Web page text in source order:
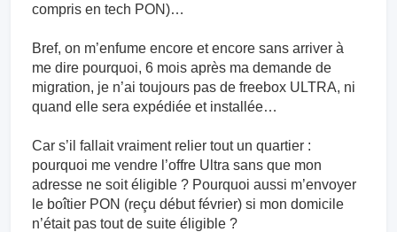
compris en tech PON)…
Bref, on m’enfume encore et encore sans arriver à
me dire pourquoi, 6 mois après ma demande de
migration, je n’ai toujours pas de freebox ULTRA, ni
quand elle sera expédiée et installée…
Car s’il fallait vraiment relier tout un quartier :
pourquoi me vendre l’offre Ultra sans que mon
adresse ne soit éligible ? Pourquoi aussi m’envoyer
le boîtier PON (reçu début février) si mon domicile
n’était pas tout de suite éligible ?